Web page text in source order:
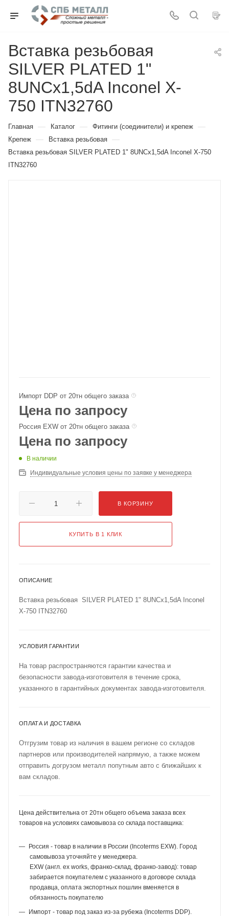
Вставка резьбовая
SILVER PLATED 1"
8UNCx1,5dA Inconel X-
750 ITN32760
Главная — Каталог — Фитинги (соединители) и крепеж —
Крепеж — Вставка резьбовая —
Вставка резьбовая SILVER PLATED 1" 8UNCx1,5dA Inconel X-750
ITN32760
Импорт DDP от 20тн общего заказа
Цена по запросу
Россия EXW от 20тн общего заказа
Цена по запросу
В наличии
Индивидуальные условия цены по заявке у менеджера
В КОРЗИНУ
КУПИТЬ В 1 КЛИК
ОПИСАНИЕ
Вставка резьбовая SILVER PLATED 1" 8UNCx1,5dA Inconel
X-750 ITN32760
УСЛОВИЯ ГАРАНТИИ
На товар распространяются гарантии качества и
безопасности завода-изготовителя в течение срока,
указанного в гарантийных документах завода-изготовителя.
ОПЛАТА И ДОСТАВКА
Отгрузим товар из наличия в вашем регионе со складов
партнеров или производителей напрямую, а также можем
отправить догрузом металл попутным авто с ближайших к
вам складов.
Цена действительна от 20тн общего объема заказа всех
товаров на условиях самовывоза со склада поставщика:
Россия - товар в наличии в России (Incoterms EXW). Город
самовывоза уточняйте у менеджера.
EXW (англ. ex works, франко-склад, франко-завод): товар
забирается покупателем с указанного в договоре склада
продавца, оплата экспортных пошлин вменяется в
обязанность покупателю
Импорт - товар под заказ из-за рубежа (Incoterms DDP).